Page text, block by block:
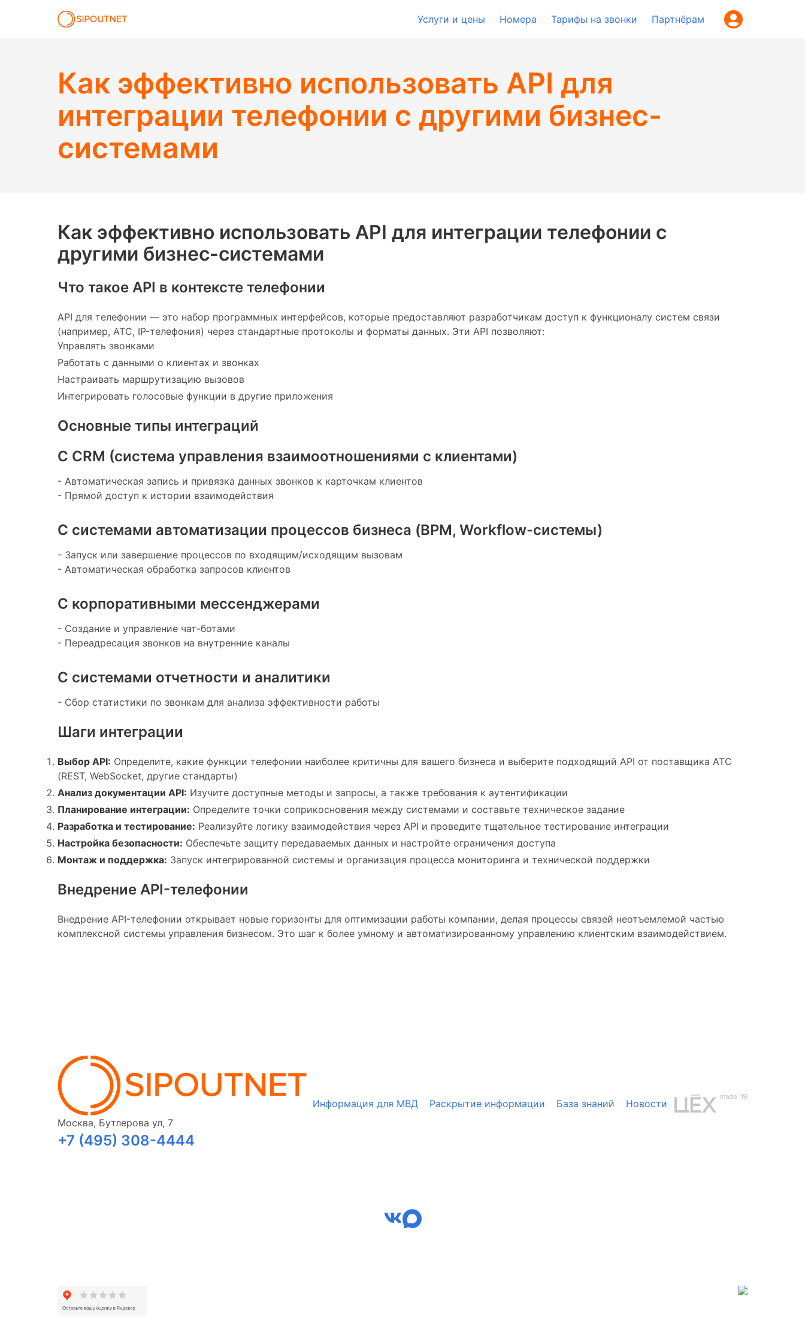
Услуги и цены Номера Тарифы на звонки Партнёрам
Как эффективно использовать API для
интеграции телефонии с другими бизнес-
системами
Как эффективно использовать API для интеграции телефонии с
другими бизнес-системами
Что такое API в контексте телефонии
API для телефонии — это набор программных интерфейсов, которые предоставляют разработчикам доступ к функционалу систем связи
(например, АТС, IP-телефония) через стандартные протоколы и форматы данных. Эти API позволяют:
Управлять звонками
Работать с данными о клиентах и звонках
Настраивать маршрутизацию вызовов
Интегрировать голосовые функции в другие приложения
Основные типы интеграций
С CRM (система управления взаимоотношениями с клиентами)
- Автоматическая запись и привязка данных звонков к карточкам клиентов
- Прямой доступ к истории взаимодействия
С системами автоматизации процессов бизнеса (BPM, Workflow-системы)
- Запуск или завершение процессов по входящим/исходящим вызовам
- Автоматическая обработка запросов клиентов
С корпоративными мессенджерами
- Создание и управление чат-ботами
- Переадресация звонков на внутренние каналы
С системами отчетности и аналитики
- Сбор статистики по звонкам для анализа эффективности работы
Шаги интеграции
Выбор API: Определите, какие функции телефонии наиболее критичны для вашего бизнеса и выберите подходящий API от поставщика АТС
(REST, WebSocket, другие стандарты)
Анализ документации API: Изучите доступные методы и запросы, а также требования к аутентификации
Планирование интеграции: Определите точки соприкосновения между системами и составьте техническое задание
Разработка и тестирование: Реализуйте логику взаимодействия через API и проведите тщательное тестирование интеграции
Настройка безопасности: Обеспечьте защиту передаваемых данных и настройте ограничения доступа
Монтаж и поддержка: Запуск интегрированной системы и организация процесса мониторинга и технической поддержки
Внедрение API-телефонии
Внедрение API-телефонии открывает новые горизонты для оптимизации работы компании, делая процессы связей неотъемлемой частью
комплексной системы управления бизнесом. Это шаг к более умному и автоматизированному управлению клиентским взаимодействием.
Москва, Бутлерова ул, 7
+7 (495) 308-4444
Информация для МВД Раскрытие информации База знаний Новости